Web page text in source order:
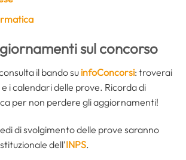
sul concorso
il bando su infoConcorsi: troverai
i calendari delle prove. Ricorda di
per non perdere gli aggiornamenti!
di svolgimento delle prove saranno
dell’INPS.